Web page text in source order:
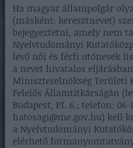
Ha magyar állampolgár
(másként: keresztnevet)
bejegyeztetni, amely nem
Nyelvtudományi
levő női és férfi utónevek
a nevet hivatalos
Miniszterelnökség Területi
Felelős Államtitkárságán
Budapest, Pf. 6.; telefon: 06-
hatosagi@me.gov.hu) kell
a Nyelvtudományi
elérhető